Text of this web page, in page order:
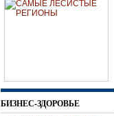
БИЗНЕС-ЗДОРОВЬЕ